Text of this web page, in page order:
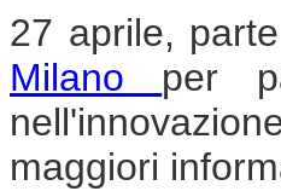
27 aprile,
Milano per
maggiori